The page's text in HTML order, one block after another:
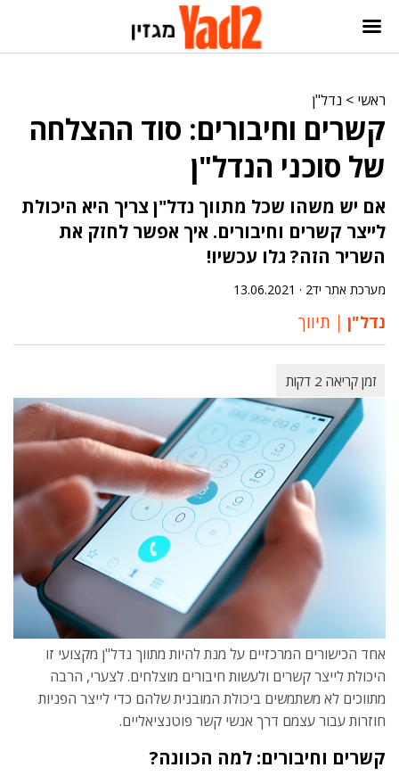
ראשי > נדל"ן
קשרים וחיבורים: סוד ההצלחה
של סוכני הנדל"ן
אם יש משהו שכל מתווך נדל"ן צריך היא היכולת
לייצר קשרים וחיבורים. איך אפשר לחזק את
השריר הזה? גלו עכשיו!
מערכת אתר יד2 · 13.06.2021
נדל"ן תיווך
אחד הכישורים המרכזיים על מנת להיות מתווך נדל"ן מקצועי זו
היכולת לייצר קשרים ולעשות חיבורים מוצלחים. לצערי, הרבה
מתווכים לא משתמשים ביכולת המובנית שלהם כדי לייצר הפניות
חוזרות עבור עצמם דרך אנשי קשר פוטנציאליים.
קשרים וחיבורים: למה הכוונה?